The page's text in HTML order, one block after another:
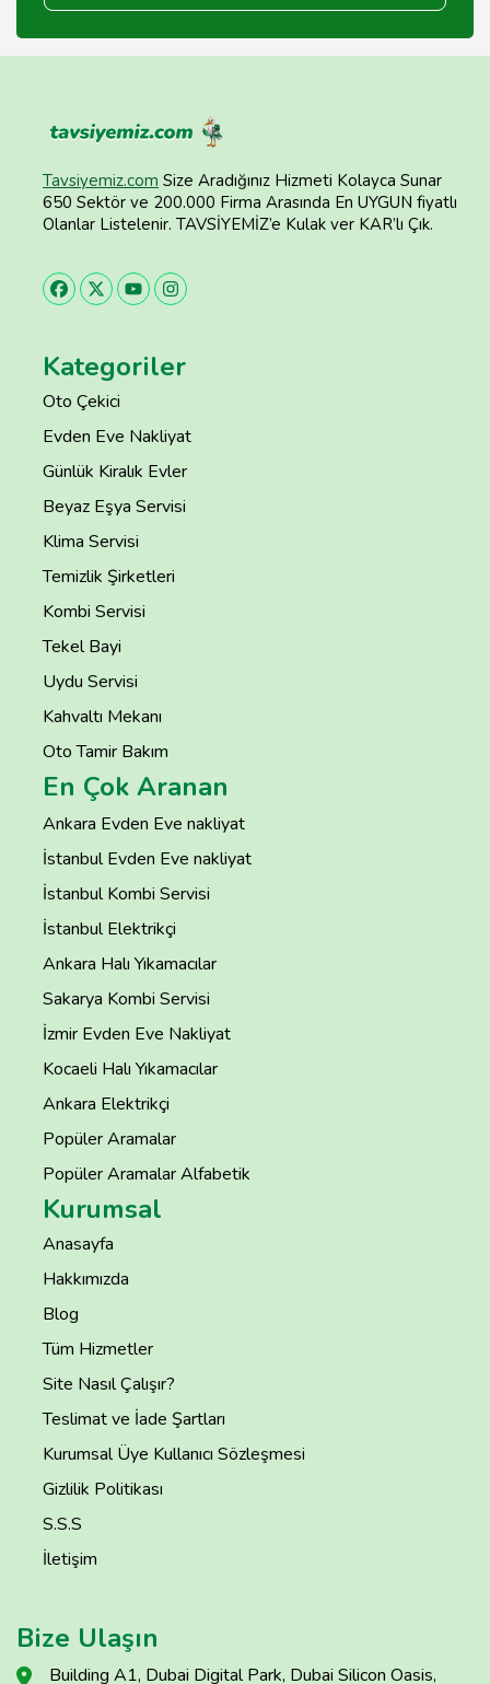
Tavsiyemiz.com Size Aradığınız Hizmeti Kolayca Sunar
650 Sektör ve 200.000 Firma Arasında En UYGUN fiyatlı
Olanlar Listelenir. TAVSİYEMİZ’e Kulak ver KAR’lı Çık.
Kategoriler
Oto Çekici
Evden Eve Nakliyat
Günlük Kiralık Evler
Beyaz Eşya Servisi
Klima Servisi
Temizlik Şirketleri
Kombi Servisi
Tekel Bayi
Uydu Servisi
Kahvaltı Mekanı
Oto Tamir Bakım
En Çok Aranan
Ankara Evden Eve nakliyat
İstanbul Evden Eve nakliyat
İstanbul Kombi Servisi
İstanbul Elektrikçi
Ankara Halı Yıkamacılar
Sakarya Kombi Servisi
İzmir Evden Eve Nakliyat
Kocaeli Halı Yıkamacılar
Ankara Elektrikçi
Popüler Aramalar
Popüler Aramalar Alfabetik
Kurumsal
Anasayfa
Hakkımızda
Blog
Tüm Hizmetler
Site Nasıl Çalışır?
Teslimat ve İade Şartları
Kurumsal Üye Kullanıcı Sözleşmesi
Gizlilik Politikası
S.S.S
İletişim
Bize Ulaşın
Building A1, Dubai Digital Park, Dubai Silicon Oasis,